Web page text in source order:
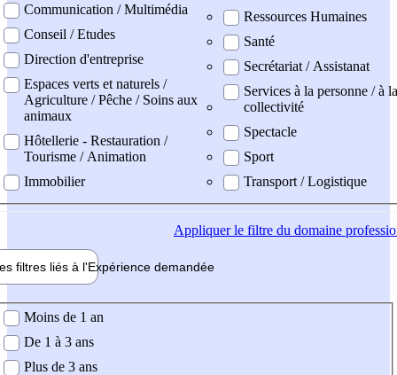
Communication / Multimédia
Conseil / Etudes
Direction d'entreprise
Espaces verts et naturels /
Agriculture / Pêche / Soins aux
animaux
Hôtellerie - Restauration /
Tourisme / Animation
Immobilier
Ressources Humaines
Santé
Secrétariat / Assistanat
Services à la personne / à la
collectivité
Spectacle
Sport
Transport / Logistique
Appliquerle filtre du domaine
filtres liés à l'Expérience demandée
demandée
Moins de 1 an
De 1 à 3 ans
Plus de 3 ans